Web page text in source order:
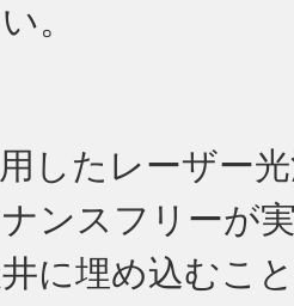
。
したレーザー
ンスフリーが
に埋め込むこ